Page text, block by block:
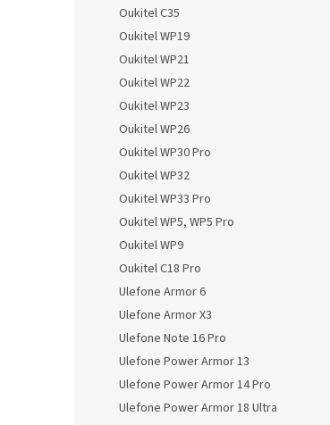
Oukitel C35
Oukitel WP19
Oukitel WP21
Oukitel WP22
Oukitel WP23
Oukitel WP26
Oukitel WP30 Pro
Oukitel WP32
Oukitel WP33 Pro
Oukitel WP5, WP5 Pro
Oukitel WP9
Oukitel C18 Pro
Ulefone Armor 6
Ulefone Armor X3
Ulefone Note 16 Pro
Ulefone Power Armor 13
Ulefone Power Armor 14 Pro
Ulefone Power Armor 18 Ultra